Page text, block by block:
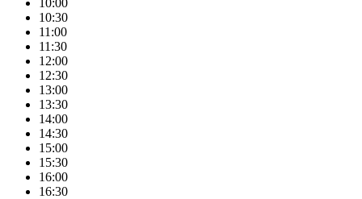
10:30
11:00
11:30
12:00
12:30
13:00
13:30
14:00
14:30
15:00
15:30
16:00
16:30